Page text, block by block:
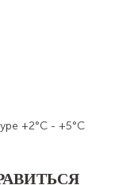
+2°C - +5°C